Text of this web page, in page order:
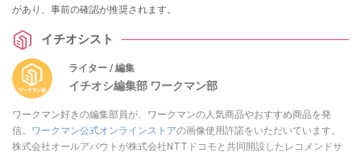
があり、事前の確認が推奨されます。
イチオシスト
ライター / 編集
イチオシ編集部 ワークマン部
ワークマン好きの編集部員が、ワークマンの人気商品やおすすめ商品を発
信。 ワークマン公式オンラインストアの画像使用許諾をいただいています。
株式会社オールアバウトが株式会社NTTドコモと共同開設したレコメンドサ